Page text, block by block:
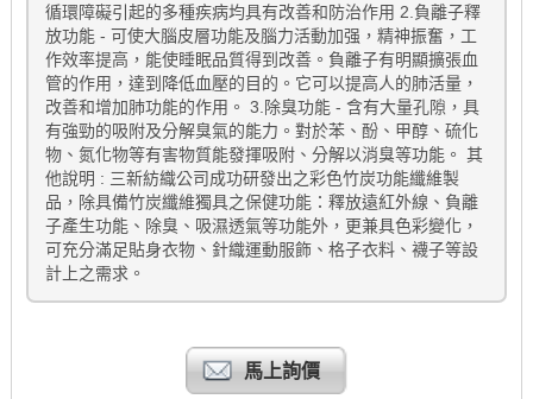
循環障礙引起的多種疾病均具有改善和防治作用 2.負離子釋
放功能 - 可使大腦皮層功能及腦力活動加强，精神振奮，工
作效率提高，能使睡眠品質得到改善。負離子有明顯擴張血
管的作用，達到降低血壓的目的。它可以提高人的肺活量，
改善和增加肺功能的作用。 3.除臭功能 - 含有大量孔隙，具
有強勁的吸附及分解臭氣的能力。對於苯、酚、甲醇、硫化
物、氮化物等有害物質能發揮吸附、分解以消臭等功能。 其
他說明 : 三新紡織公司成功研發出之彩色竹炭功能纖維製
品，除具備竹炭纖維獨具之保健功能：釋放遠紅外線、負離
子產生功能、除臭、吸濕透氣等功能外，更兼具色彩變化，
可充分滿足貼身衣物、針織運動服飾、格子衣料、襪子等設
計上之需求。
馬上詢價